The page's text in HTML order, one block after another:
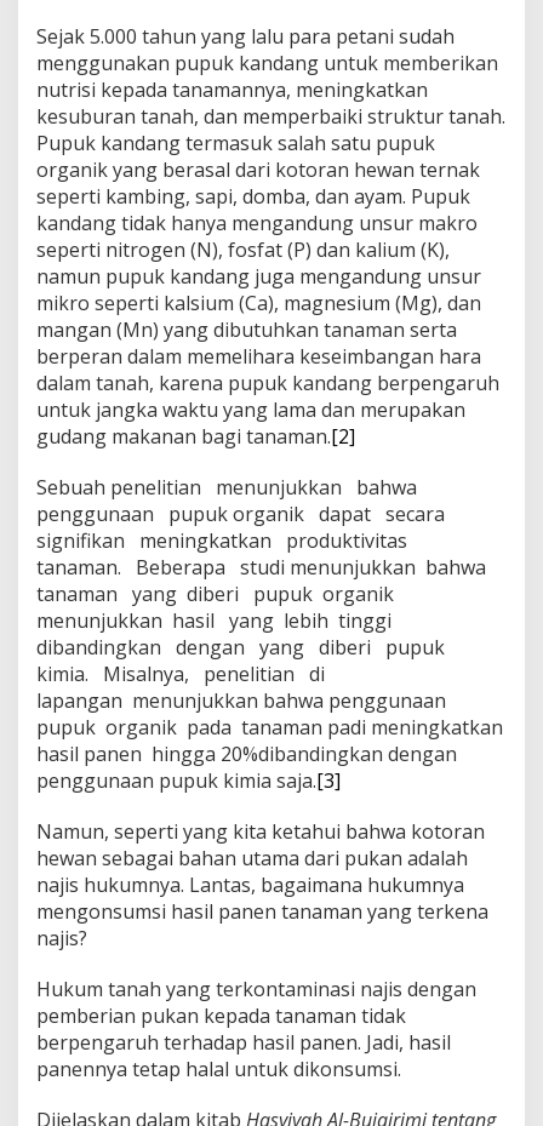
Sejak 5.000 tahun yang lalu para petani sudah
menggunakan pupuk kandang untuk memberikan
nutrisi kepada tanamannya, meningkatkan
kesuburan tanah, dan memperbaiki struktur tanah.
Pupuk kandang termasuk salah satu pupuk
organik yang berasal dari kotoran hewan ternak
seperti kambing, sapi, domba, dan ayam. Pupuk
kandang tidak hanya mengandung unsur makro
seperti nitrogen (N), fosfat (P) dan kalium (K),
namun pupuk kandang juga mengandung unsur
mikro seperti kalsium (Ca), magnesium (Mg), dan
mangan (Mn) yang dibutuhkan tanaman serta
berperan dalam memelihara keseimbangan hara
dalam tanah, karena pupuk kandang berpengaruh
untuk jangka waktu yang lama dan merupakan
gudang makanan bagi tanaman.[2]
Sebuah penelitian menunjukkan bahwa
penggunaan pupuk organik dapat secara
signifikan meningkatkan produktivitas
tanaman. Beberapa studi menunjukkan bahwa
tanaman yang diberi pupuk organik
menunjukkan hasil yang lebih tinggi
dibandingkan dengan yang diberi pupuk
kimia. Misalnya, penelitian di
lapangan menunjukkan bahwa penggunaan
pupuk organik pada tanaman padi meningkatkan
hasil panen hingga 20%dibandingkan dengan
penggunaan pupuk kimia saja.[3]
Namun, seperti yang kita ketahui bahwa kotoran
hewan sebagai bahan utama dari pukan adalah
najis hukumnya. Lantas, bagaimana hukumnya
mengonsumsi hasil panen tanaman yang terkena
najis?
Hukum tanah yang terkontaminasi najis dengan
pemberian pukan kepada tanaman tidak
berpengaruh terhadap hasil panen. Jadi, hasil
panennya tetap halal untuk dikonsumsi.
Dijelaskan dalam kitab Hasyiyah Al-Bujairimitentang